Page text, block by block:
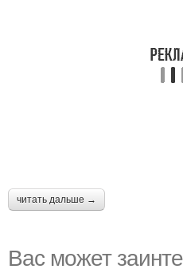
читать дальше →
Вас может